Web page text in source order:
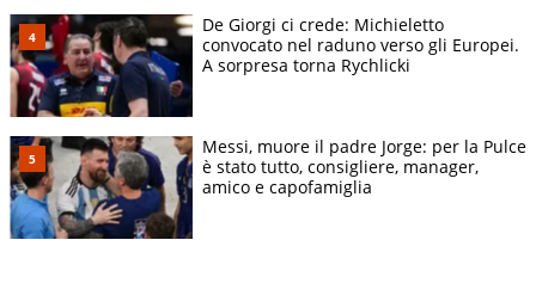
De Giorgi ci crede: Michieletto
convocato nel raduno verso gli Europei.
A sorpresa torna Rychlicki
Messi, muore il padre Jorge: per la Pulce
è stato tutto, consigliere, manager,
amico e capofamiglia